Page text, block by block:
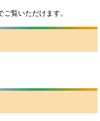
覧いただけます。